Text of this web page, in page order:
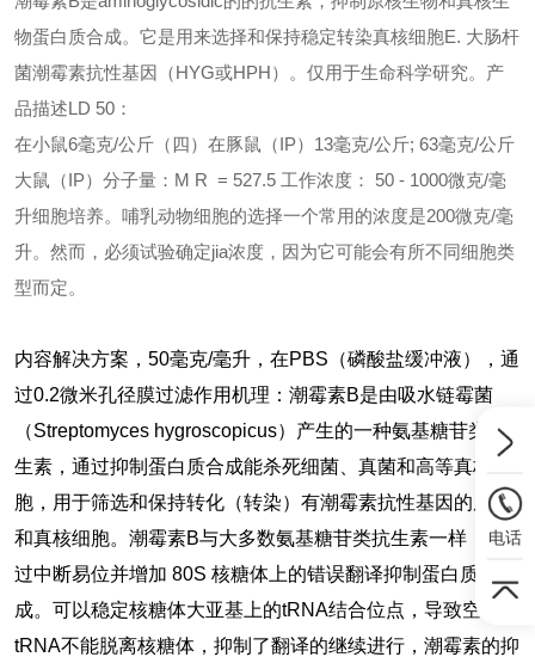
物蛋白质合成。它是用来选择和保持稳定转染真核细胞E. 大肠杆
菌潮霉素抗性基因（HYG或HPH）。 仅用于生命科学研究。 产
品描述LD 50：
在小鼠6毫克/公斤（四）在豚鼠（IP）13毫克/公斤; 63毫克/公斤
大鼠（IP）分子量：M R = 527.5 工作浓度： 50 - 1000微克/毫
升细胞培养。哺乳动物细胞的选择一个常用的浓度是200微克/毫
升。然而，必须试验确定jia浓度，因为它可能会有所不同细胞类
型而定。
内容解决方案，50毫克/毫升，在PBS（磷酸盐缓冲液），通
过0.2微米孔径膜过滤作用机理： 潮霉素B是由吸水链霉菌
（Streptomyces hygroscopicus）产生的一种氨基糖苷类抗
生素，通过抑制蛋白质合成能杀死细菌、真菌和高等真核细
胞，用于筛选和保持转化（转染）有潮霉素抗性基因的原核
和真核细胞。 潮霉素B与大多数氨基糖苷类抗生素一样，通
过中断易位并增加 80S 核糖体上的错误翻译抑制蛋白质的合
成。可以稳定核糖体大亚基上的tRNA结合位点，导致空载
tRNA不能脱离核糖体，抑制了翻译的继续进行，潮霉素的抑
电话